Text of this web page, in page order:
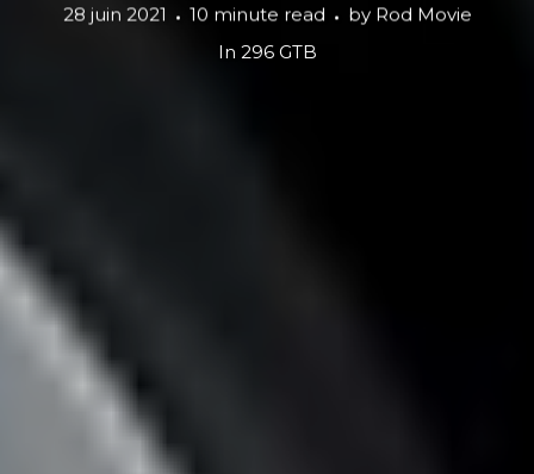
28 juin 2021 10 minute read by Rod Movie
In 296 GTB